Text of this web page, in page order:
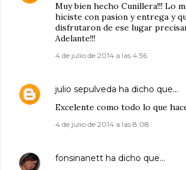
Muy bien hecho Cunillera!!! Lo
hiciste con pasion y entrega y
disfrutaron de ese lugar
Adelante!!!
4 de julio de 2014 a las 4:56
julio sepulveda ha dicho que…
Excelente como todo lo que
4 de julio de 2014 a las 8:08
fonsinanett ha dicho que…